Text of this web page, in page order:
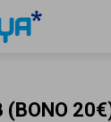
(BONO